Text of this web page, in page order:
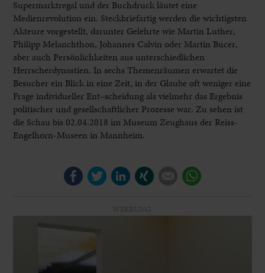
Supermarktregal und der Buchdruck läutet eine
Medienrevolution ein. Steckbriefartig werden die wichtigsten
Akteure vorgestellt, darunter Gelehrte wie Martin Luther,
Philipp Melanchthon, Johannes Calvin oder Martin Bucer,
aber auch Persönlichkeiten aus unterschiedlichen
Herrscherdynastien. In sechs Themenräumen erwartet die
Besucher ein Blick in eine Zeit, in der Glaube oft weniger eine
Frage individueller Ent­–scheidung als vielmehr das Ergebnis
politischer und gesellschaftlicher Prozesse war. Zu sehen ist
die Schau bis 02.04.2018 im Museum Zeughaus der Reiss-
Engelhorn-Museen in Mannheim.
FacebookTwitterLinkedIn E-mail